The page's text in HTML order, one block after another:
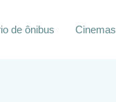
de ônibus Cinemas